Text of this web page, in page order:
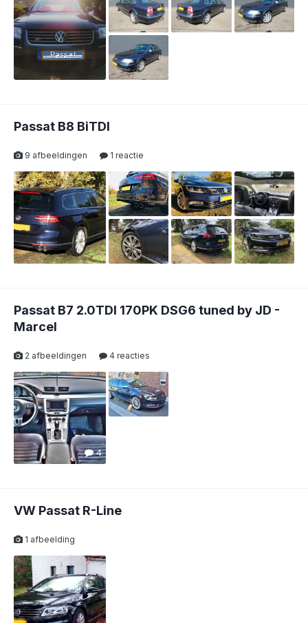
Passat B8 BiTDI
9 afbeeldingen 1 reactie
Passat B7 2.0TDI 170PK DSG6 tuned by JD -
Marcel
2 afbeeldingen 4 reacties
4
VW Passat R-Line
1 afbeelding